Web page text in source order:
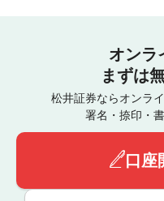
オンラ
まずは
松井証券ならオンラ
署名・捺印・
口座